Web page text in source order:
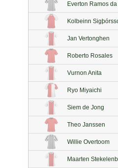
Everton Ramos
Kolbeinn
Jan Vertonghen
Roberto Rosales
Vurnon Anita
Ryo Miyaichi
Siem de Jong
Theo Janssen
Willie Overtoom
Maarten